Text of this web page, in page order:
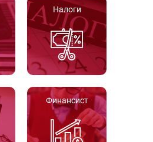
Налоги
Финансист